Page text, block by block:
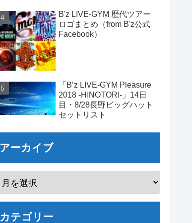
B'z LIVE-GYM 歴代ツアー
ロゴまとめ（from B'z公式
Facebook）
「B’z LIVE-GYM Pleasure
2018 -HINOTORI-」14日
目・8/28長野ビッグハット
セットリスト
アーカイブ
カテゴリー